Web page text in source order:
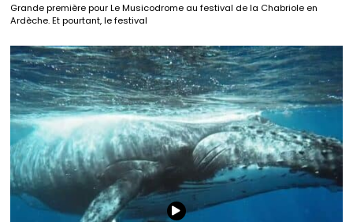
Grande première pour Le Musicodrome au festival de la Chabriole en
Ardèche. Et pourtant, le festival